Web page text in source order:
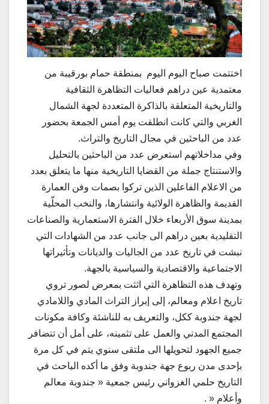
اختتمت صباح اليوم اليوم بمنطقة حمام بورقيبة من
معتمدية عين دراهم فعاليات التظاهرة الثقافية
والتاريخية المتعلقة بالذاكرة المتعددة لجهة الشمال
الغربي والتي كانت انطلقت يوم أمس الجمعة بحضور
عدد من الباحثين في مجال التاريخ والتراث.
وفي مداخلاتهم استعرض عدد من الباحثين بالتحليل
والاستنتاج جملة من القضايا التاريخية منها ما يتعلق بعدد
من الاعلام الفاعلين الذين تركوا بصمات وفن العمارة
القديمة والظاهرة الولائية وانتشارها، والنخب المحلّية
بمدينة سوق الأربعاء خلال الفترة الاستعمارية والصناعات
التقليدية بعين دراهم الى جانب عدد من الشهادات التي
نبشت في تاريخ عدد من الجاليات والديانات وتأثيراتها
الاجتماعية والاقتصادية والسياسية بالجهة.
وتهدف هذه التظاهرة التي اثثت بمعرض لصور تروي
تاريخ اعلام ومعالم، إلى إبراز التراث المادي واللامادي
لجهة جندوبة ككل، والتعريف به للناشئة وكافة مكونات
المجتمع المدني والعمل على تثمينه، على أمل أن تتضافر
جميع الجهود لتحويلها الى ملتقى سنوي يتم في كل مرة
بإحدى مدن ربوع جهة جندوبة وفق ما أكده الباحث في
التاريخ حلمي الغزواني رئيس جمعية « جندوبة معالم
وأعلام « .